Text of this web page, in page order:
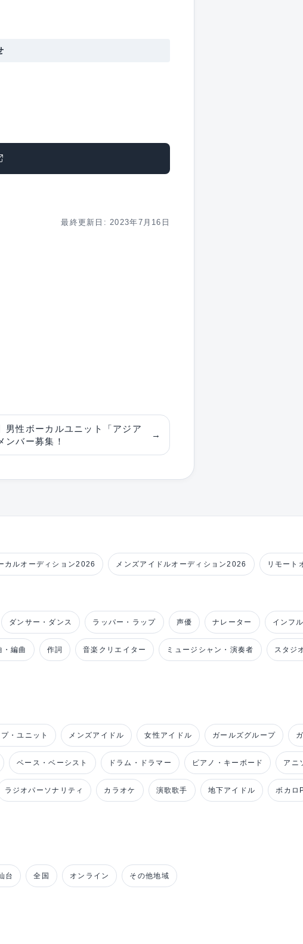
最終更新日: 2023年7月16日
男性ボーカルユニット「アジア
ンバー募集！
→
カルオーディション2026 メンズアイドルオーディション2026 リモート
ダンサー・ダンス ラッパー・ラップ 声優 ナレーター インフ
・編曲 作詞 音楽クリエイター ミュージシャン・演奏者 スタジ
・ユニット メンズアイドル 女性アイドル ガールズグループ
ベース・ベーシスト ドラム・ドラマー ピアノ・キーボード アニ
ラジオパーソナリティ カラオケ 演歌歌手 地下アイドル ボカロ
台 全国 オンライン その他地域